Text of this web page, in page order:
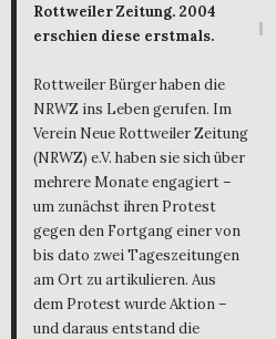
Rottweiler Zeitung. 2004
erschien diese erstmals.
Rottweiler Bürger haben die
NRWZ ins Leben gerufen. Im
Verein Neue Rottweiler Zeitung
(NRWZ) e.V. haben sie sich über
mehrere Monate engagiert –
um zunächst ihren Protest
gegen den Fortgang einer von
bis dato zwei Tageszeitungen
am Ort zu artikulieren. Aus
dem Protest wurde Aktion –
und daraus entstand die